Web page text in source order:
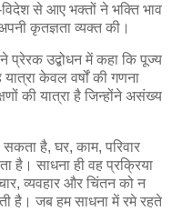
से आए भक्तों ने भक्ति भाव
कृतज्ञता व्यक्त की।
प्रेरक उद्बोधन में कहा कि पूज्य
केवल वर्षों की गणना
की यात्रा है जिन्होंने असंख्य
है, घर, काम, परिवार
है। साधना ही वह प्रक्रिया
व्यवहार और चिंतन को न
है। जब हम साधना में रमे रहते